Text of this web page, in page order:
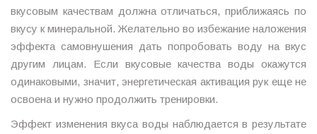
вкусовым качествам должна отличаться, приближаясь по
вкусу к минеральной. Желательно во избежание наложения
эффекта самовнушения дать попробовать воду на вкус
другим лицам. Если вкусовые качества воды окажутся
одинаковыми, значит, энергетическая активация рук еще не
освоена и нужно продолжить тренировки.
Эффект изменения вкуса воды наблюдается в результате